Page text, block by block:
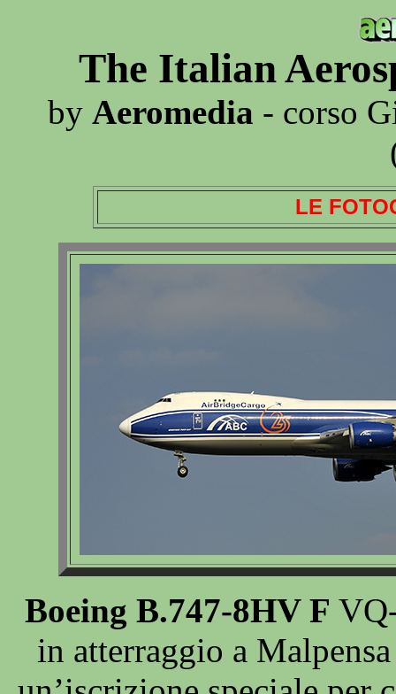
The Italian
by Aeromedia - corso
LE
Boeing B.747-8HV F
in atterraggio a